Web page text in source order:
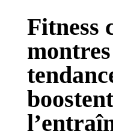
Fitness
boostent